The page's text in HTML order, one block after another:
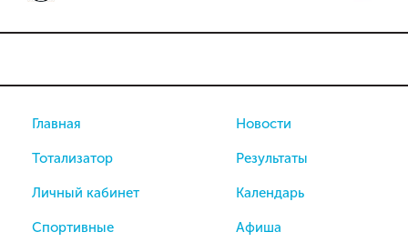
Главная
Тотализатор
Личный кабинет
Спортивные
Новости
Результаты
Календарь
Афиша